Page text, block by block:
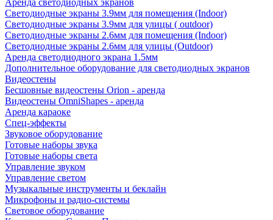
Аренда светодиодных экранов
Светодиодные экраны 3.9мм для помещения (Indoor)
Светодиодные экраны 3.9мм для улицы ( outdoor)
Светодиодные экраны 2.6мм для помещения (Indoor)
Светодиодные экраны 2.6мм для улицы (Outdoor)
Аренда светодиодного экрана 1.5мм
Дополнительное оборудование для светодиодных экранов
Видеостены
Бесшовные видеостены Orion - аренда
Видеостены OmniShapes - аренда
Аренда караоке
Спец-эффекты
Звуковое оборудование
Готовые наборы звука
Готовые наборы света
Управление звуком
Управление светом
Музыкальные инструменты и беклайн
Микрофоны и радио-системы
Световое оборудование